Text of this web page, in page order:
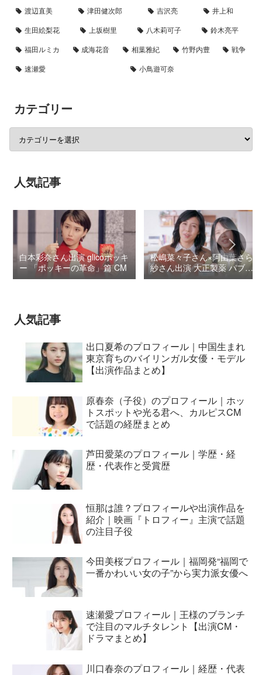
渡辺直美
津田健次郎 吉沢亮
井上和
生田絵梨花
上坂樹里 八木莉可子
鈴木亮平
福田ルミカ
成海花音 相葉雅紀 竹野内豊
戦争
速瀬愛
小鳥遊可奈
カテゴリー
人気記事
白本彩奈さん出演 glicoポッキ
ー 「ポッキーの革命」篇 CM
松嶋菜々子さん×阿由葉さら
紗さん出演 大正製薬 パブロ
ンSゴールドW『いましよう
人気記事
出口夏希のプロフィール｜中国生まれ
東京育ちのバイリンガル女優・モデル
【出演作品まとめ】
原春奈（子役）のプロフィール｜ホッ
トスポットや光る君へ、カルピスCM
で話題の経歴まとめ
芦田愛菜のプロフィール｜学歴・経
歴・代表作と受賞歴
恒那は誰？プロフィールや出演作品を
紹介｜映画『トロフィー』主演で話題
の注目子役
今田美桜プロフィール｜福岡発“福岡で
一番かわいい女の子”から実力派女優へ
速瀬愛プロフィール｜王様のブランチ
で注目のマルチタレント【出演CM・
ドラマまとめ】
川口春奈のプロフィール｜経歴・代表